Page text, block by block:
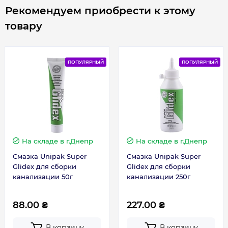
Рекомендуем приобрести к этому
товару
ПОПУЛЯРНЫЙ
На складе в г.Днепр
Смазка Unipak Super
Glidex для сборки
канализации 50г
88.00 ₴
ПОПУЛЯРНЫЙ
На складе в г.Днепр
Смазка Unipak Super
Glidex для сборки
канализации 250г
227.00 ₴